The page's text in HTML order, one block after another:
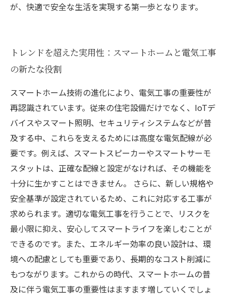
が、快適で安全な生活を実現する第一歩となります。
トレンドを超えた実用性：スマートホームと電気工事
の新たな役割
スマートホーム技術の進化により、電気工事の重要性が
再認識されています。従来の住宅設備だけでなく、IoTデ
バイスやスマート照明、セキュリティシステムなどが普
及する中、これらを支えるためには高度な電気配線が必
要です。例えば、スマートスピーカーやスマートサーモ
スタットは、正確な配線と設定がなければ、その機能を
十分に生かすことはできません。 さらに、新しい規格や
安全基準が設定されているため、これに対応する工事が
求められます。適切な電気工事を行うことで、リスクを
最小限に抑え、安心してスマートライフを楽しむことが
できるのです。また、エネルギー効率の良い設計は、環
境への配慮としても重要であり、長期的なコスト削減に
もつながります。これからの時代、スマートホームの普
及に伴う電気工事の重要性はますます増していくでしょ